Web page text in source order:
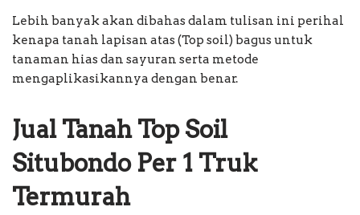
Lebih banyak akan dibahas dalam tulisan ini perihal
kenapa tanah lapisan atas (Top soil) bagus untuk
tanaman hias dan sayuran serta metode
mengaplikasikannya dengan benar.
Jual Tanah Top Soil
Situbondo Per 1 Truk
Termurah